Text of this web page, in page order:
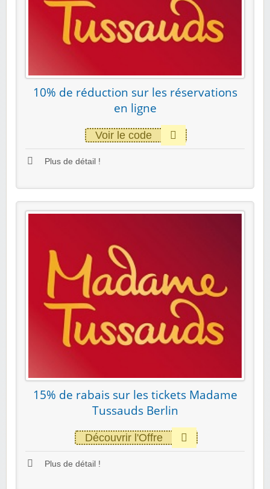
10% de réduction sur les réservations
en ligne
Voir le code
Plus de détail !
15% de rabais sur les tickets Madame
Tussauds Berlin
Découvrir l'Offre
Plus de détail !